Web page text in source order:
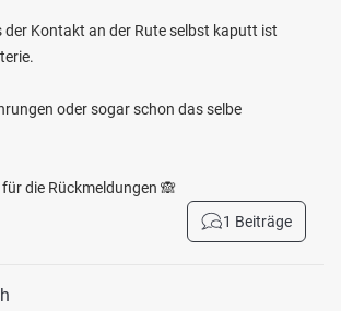
der Kontakt an der Rute selbst kaputt ist
oder sogar schon das selbe
die Rückmeldungen 🙈
1 Beiträge